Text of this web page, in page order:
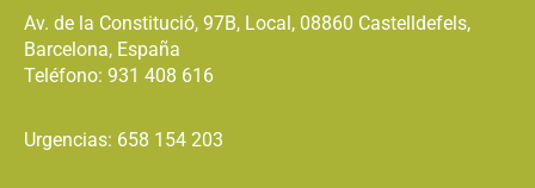
Av. de la Constitució, 97B, Local, 08860 Castelldefels,
Barcelona, España
Teléfono: 931 408 616
Urgencias: 658 154 203